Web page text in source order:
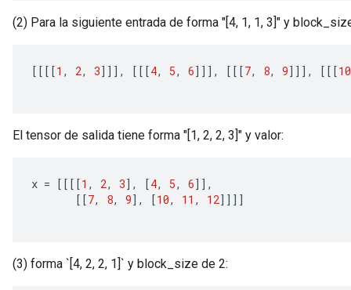
(2) Para la siguiente entrada de forma "[4, 1, 1, 3]" y
[[[[1 , 2, 3]]], [[[4, 5, 6]]], [[[7, 8, 9]]], [[[10
El tensor de salida tiene forma "[1, 2, 2, 3]" y valor:
x = [[[[1 , 2, 3], [4, 5, 6]],
[[7, 8, 9], [10, 11 , 12]]]]
(3) forma `[4, 2, 2, 1]` y block_size de 2: